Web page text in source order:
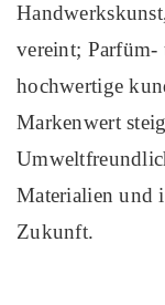
vereint; Parfüm-
hochwertige
Markenwert
Materialien und
Zukunft.